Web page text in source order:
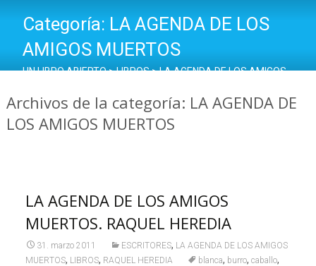
Categoría: LA AGENDA DE LOS
AMIGOS MUERTOS
UN LIBRO ABIERTO>LIBROS>LA AGENDA DE LOS AMIGOS
Archivos de la categoría: LA AGENDA DE
LOS AMIGOS MUERTOS
LA AGENDA DE LOS AMIGOS
MUERTOS. RAQUEL HEREDIA
31. marzo 2011 ESCRITORES, LA AGENDA DE LOS AMIGOS
MUERTOS, LIBROS, RAQUEL HEREDIA blanca, burro, caballo,